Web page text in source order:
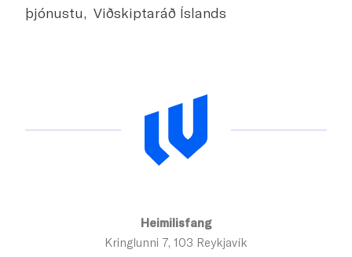
þjónustu, Viðskiptaráð Íslands
Heimilisfang
Kringlunni 7, 103 Reykjavík